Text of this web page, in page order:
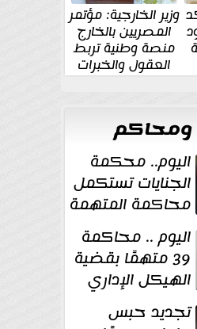
وزير الخارجية: مؤتمر
المصريين بالخارج
منصة وطنية تربط
العقول والخبرات
المصرية بالدولة
ومحاكم
اليوم.. محكمة
الجنايات تستكمل
محاكمة المتهمة
بقتل عروس
اليوم .. محاكمة
39 متهمًا بقضية
الهيكل الإداري
للإخوان
تجديد حبس